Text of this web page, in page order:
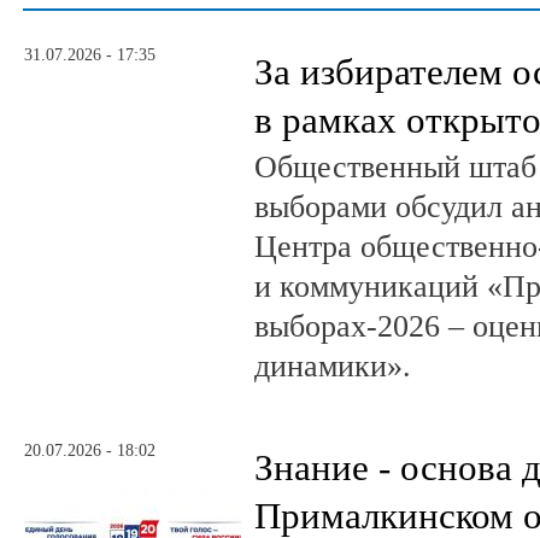
31.07.2026 - 17:35
За избирателем
в рамках
Общественный
выборами обсудил
Центра
и коммуникаций
выборах-2026 –
динамики».
20.07.2026 - 18:02
Знание - основа
Прималкинском